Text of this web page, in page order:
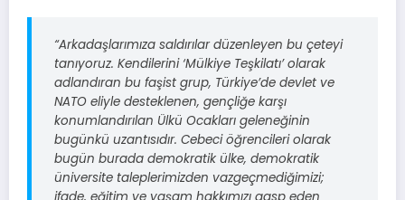
“Arkadaşlarımıza saldırılar düzenleyen bu çeteyi
tanıyoruz. Kendilerini ‘Mülkiye Teşkilatı’ olarak
adlandıran bu faşist grup, Türkiye’de devlet ve
NATO eliyle desteklenen, gençliğe karşı
konumlandırılan Ülkü Ocakları geleneğinin
bugünkü uzantısıdır. Cebeci öğrencileri olarak
bugün burada demokratik ülke, demokratik
üniversite taleplerimizden vazgeçmediğimizi;
ifade, eğitim ve yaşam hakkımızı gasp eden